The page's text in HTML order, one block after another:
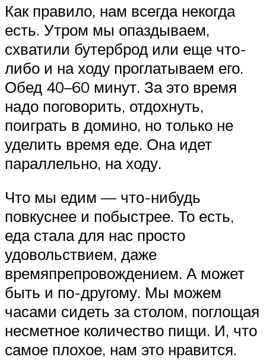
Как правило, нам всегда некогда
есть. Утром мы опаздываем,
схватили бутерброд или еще что-
либо и на ходу проглатываем его.
Обед 40–60 минут. За это время
надо поговорить, отдохнуть,
поиграть в домино, но только не
уделить время еде. Она идет
параллельно, на ходу.
Что мы едим — что-нибудь
повкуснее и побыстрее. То есть,
еда стала для нас просто
удовольствием, даже
времяпрепровождением. А может
быть и по-другому. Мы можем
часами сидеть за столом, поглощая
несметное количество пищи. И, что
самое плохое, нам это нравится.